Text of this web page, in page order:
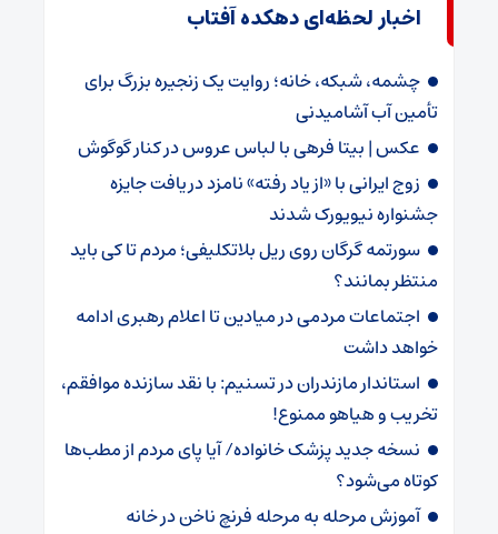
اخبار لحظه‌ای دهکده آفتاب
چشمه، شبکه، خانه؛ روایت یک زنجیره بزرگ برای
تأمین آب آشامیدنی
عکس | بیتا فرهی با لباس عروس در کنار گوگوش
زوج ایرانی با «از یاد رفته» نامزد دریافت جایزه
جشنواره نیویورک شدند
سورتمه گرگان روی ریل بلاتکلیفی؛ مردم تا کی باید
منتظر بمانند؟
اجتماعات مردمی در میادین تا اعلام رهبری ادامه
خواهد داشت
استاندار مازندران در تسنیم: با نقد سازنده موافقم،
تخریب و هیاهو ممنوع!
نسخه جدید پزشک خانواده/ آیا پای مردم از مطب‌ها‌
کوتاه می‌شود؟
آموزش مرحله به مرحله فرنچ ناخن در خانه